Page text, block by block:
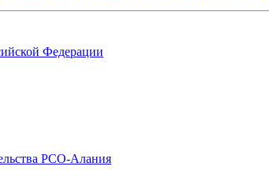
Федерации
РСО-Алания